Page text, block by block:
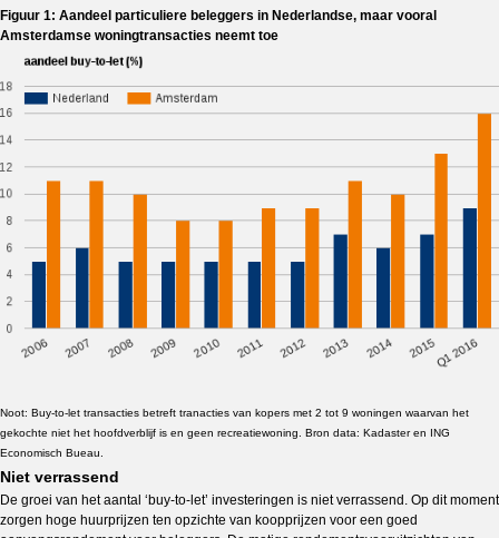
Figuur 1: Aandeel particuliere beleggers in Nederlandse, maar vooral
Amsterdamse woningtransacties neemt toe
Noot: Buy-to-let transacties betreft tranacties van kopers met 2 tot 9 woningen waarvan het
gekochte niet het hoofdverblijf is en geen recreatiewoning. Bron data: Kadaster en ING
Economisch Bueau.
Niet verrassend
De groei van het aantal ‘buy-to-let’ investeringen is niet verrassend. Op dit moment
zorgen hoge huurprijzen ten opzichte van koopprijzen voor een goed